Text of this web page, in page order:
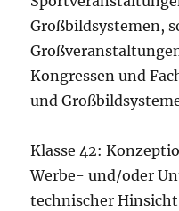
Großbildsystemen,
Kongressen und
und
Klasse 42:
Werbe- und/oder
technischer Hinsicht